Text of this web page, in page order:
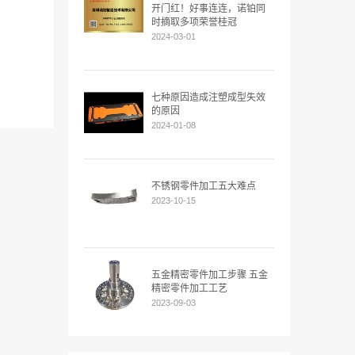
开门红！好事连连，诺铂同
时摘取多项荣誉桂冠
2024-03-01
七种原因造成注塑成型失效
的原因
2024-01-08
不锈钢零件加工五大难点
2023-10-15
五金精密零件加工步骤 五金
精密零件加工工艺
2023-09-03